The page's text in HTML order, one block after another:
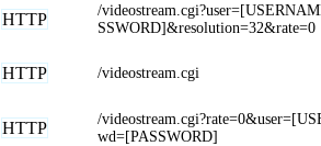
HTTP
/
SSWORD]&resolution=32&rate=0
HTTP /videostream.cgi
HTTP
/
wd=[PASSWORD]